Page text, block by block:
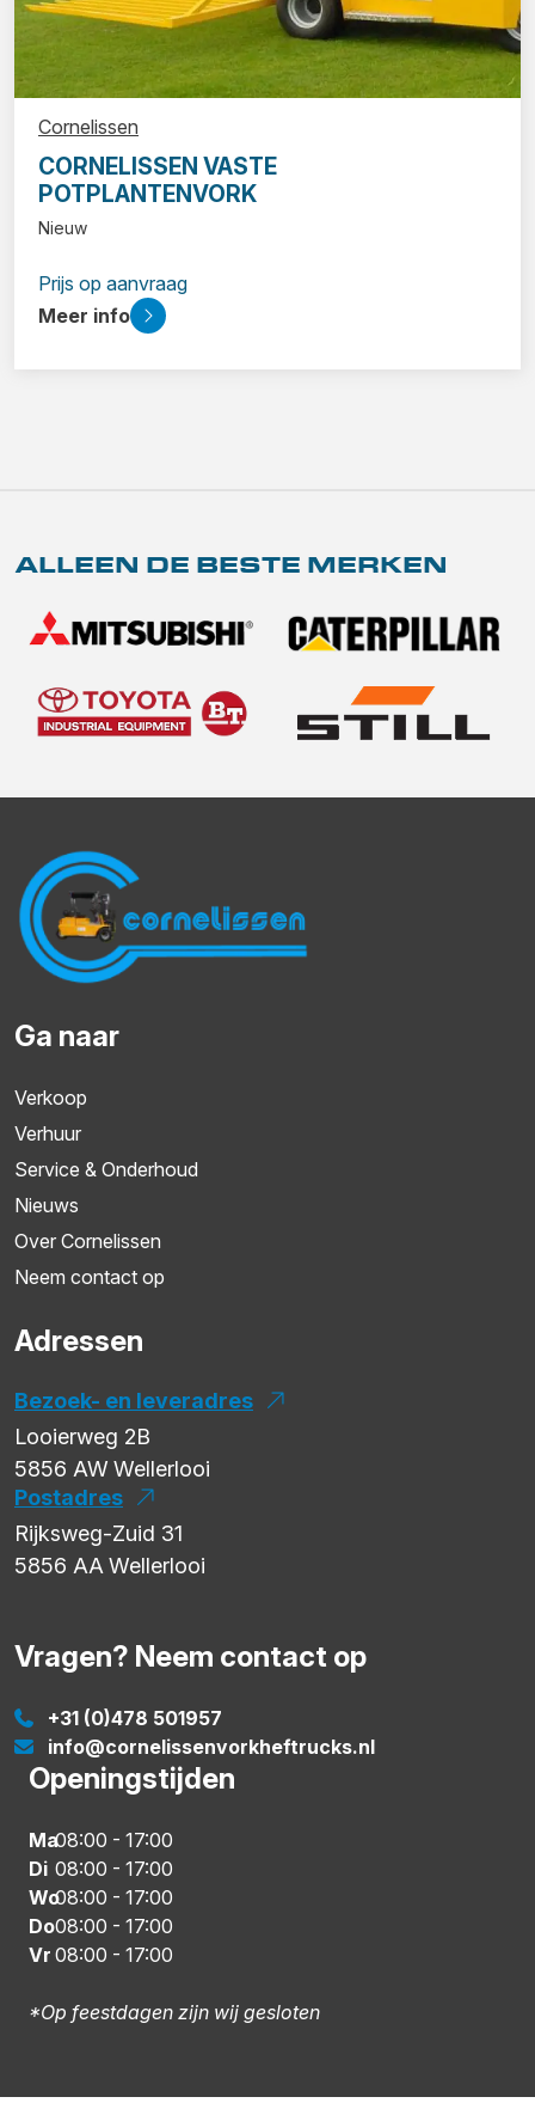
Cornelissen
CORNELISSEN VASTE
POTPLANTENVORK
Nieuw
Prijs op aanvraag
Meer info
ALLEEN DE BESTE MERKEN
Ga naar
Verkoop
Verhuur
Service & Onderhoud
Nieuws
Over Cornelissen
Neem contact op
Adressen
Bezoek- en leveradres
Looierweg 2B
5856 AW Wellerlooi
Postadres
Rijksweg-Zuid 31
5856 AAWellerlooi
Vragen? Neem contact op
+31 (0)478 501957
info@cornelissenvorkheftrucks.nl
Openingstijden
Ma08:00 - 17:00
Di 08:00 - 17:00
Wo08:00 - 17:00
Do08:00 - 17:00
Vr 08:00 - 17:00
*Op feestdagen zijn wij gesloten